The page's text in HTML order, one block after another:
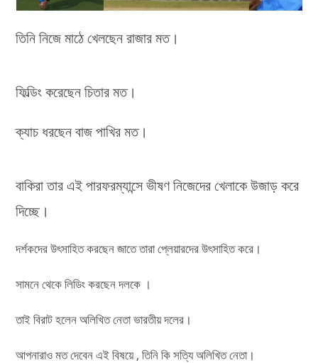
তিনি নিজে মাঠে খেলছেন রাজার মত।
ফিল্ডিং করেছেন চিতার মত।
ক্যাচ ধরছেন বাজ পাখির মত।
বাকিরা তার এই পারফরম্যান্সে ভীষণ নিজেদের খেলাকে উজাড় করে
দিচ্ছে।
দর্শকদের উৎসাহিত করছেন জাতে তারা প্লেয়ারদের উৎসাহিত করে।
সামনে থেকে লিডিং করছেন দলকে ।
তাই বিরাট হলেন অলিখিত নেতা ভারতীয় দলের।
আপনারাও মত দেবেন এই বিষয়ে , তিনি কি সত্যি অলিখিত নেতা।